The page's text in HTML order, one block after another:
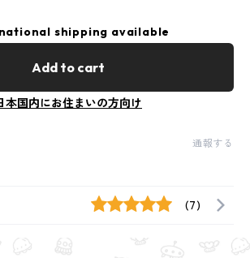
shipping available
Add to cart
本国内にお住まいの方向け
通報する
(7)